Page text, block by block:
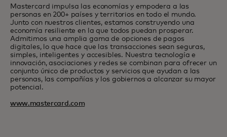
Mastercard impulsa las economías y empodera a las
personas en 200+ países y territorios en todo el mundo.
Junto con nuestros clientes, estamos construyendo una
economía resiliente en la que todos puedan prosperar.
Admitimos una amplia gama de opciones de pagos
digitales, lo que hace que las transacciones sean seguras,
simples, inteligentes y accesibles. Nuestra tecnología e
innovación, asociaciones y redes se combinan para ofrecer un
conjunto único de productos y servicios que ayudan a las
personas, las compañías y los gobiernos a alcanzar su mayor
potencial.
www.mastercard.com